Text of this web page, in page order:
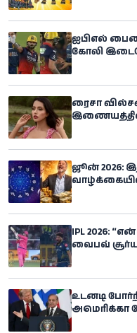
ஐபிஎல்
கோலி
ரைசா
ஜூன் 2026:
IPL 2026:
வைபவ்
உடனடி
அமெரிக்கா